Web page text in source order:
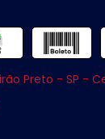
Preto - SP -